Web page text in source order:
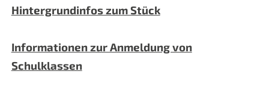
Hintergrundinfos zum Stück
Informationen zur Anmeldung von
Schulklassen